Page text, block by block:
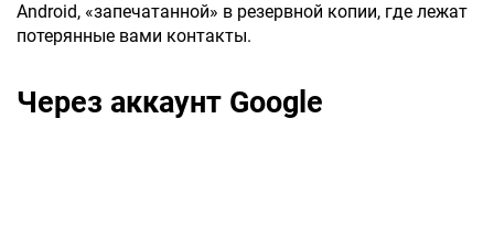
Android, «запечатанной» в резервной копии, где лежат
потерянные вами контакты.
Через аккаунт Google